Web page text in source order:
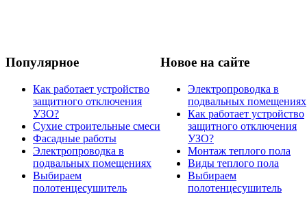
Популярное
Как работает устройство
защитного отключения
УЗО?
Сухие строительные смеси
Фасадные работы
Электропроводка в
подвальных помещениях
Выбираем
полотенцесушитель
Новое на сайте
Электропроводка в
подвальных помещениях
Как работает устройство
защитного отключения
УЗО?
Монтаж теплого пола
Виды теплого пола
Выбираем
полотенцесушитель